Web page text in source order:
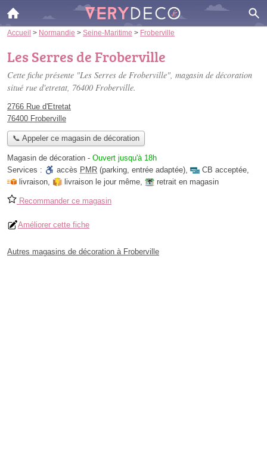
Accueil > Normandie > Seine-Maritime > Froberville
Les Serres de Froberville
Cette fiche présente "Les Serres de Froberville", magasin de décoration
situé rue d'etretat, 76400 Froberville.
2766 Rue d'Etretat
76400 Froberville
📞 Appeler ce magasin de décoration
Magasin de décoration - Ouvert jusqu'à 18h
Services :
accès PMR (parking, entrée adaptée), CB acceptée,
livraison, livraison le jour même, retrait en magasin
Recommander ce magasin
Améliorer cette fiche
Autres magasins de décoration à Froberville